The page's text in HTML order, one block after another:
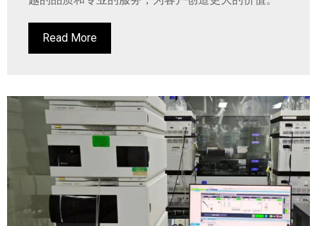
Read More